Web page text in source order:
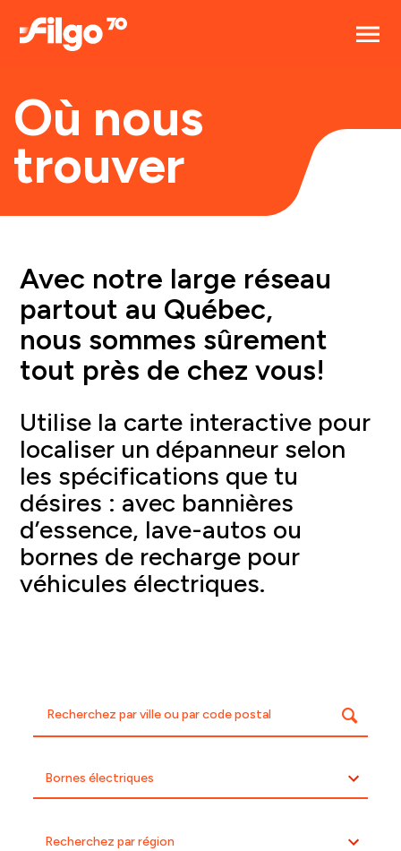
Où nous
trouver
Avec notre large réseau
partout au Québec,
nous sommes sûrement
tout près de chez vous!
Utilise la carte interactive pour
localiser un dépanneur selon
les spécifications que tu
désires : avec bannières
d’essence, lave-autos ou
bornes de recharge pour
véhicules électriques.
Bornes électriques
Recherchez par région